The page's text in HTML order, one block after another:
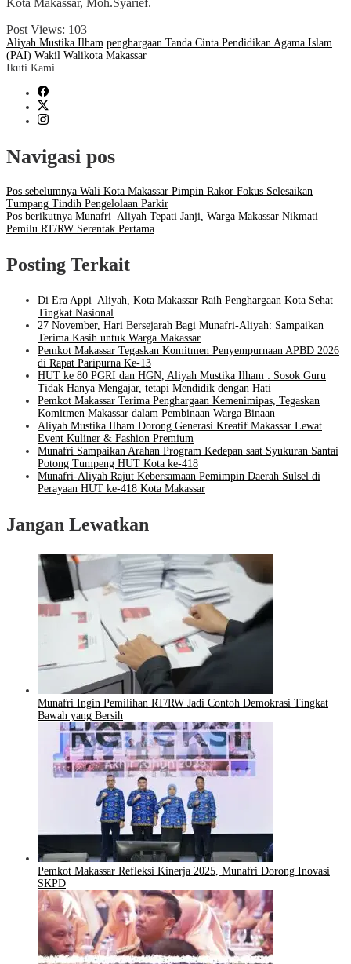
Kota Makassar, Moh.Syarief.
Post Views: 103
Aliyah Mustika Ilham penghargaan Tanda Cinta Pendidikan Agama Islam
(PAI) Wakil Walikota Makassar
Ikuti Kami
Navigasi pos
Pos sebelumnya Wali Kota Makassar Pimpin Rakor Fokus Selesaikan
Tumpang Tindih Pengelolaan Parkir
Pos berikutnya Munafri–Aliyah Tepati Janji, Warga Makassar Nikmati
Pemilu RT/RW Serentak Pertama
Posting Terkait
Di Era Appi–Aliyah, Kota Makassar Raih Penghargaan Kota Sehat
Tingkat Nasional
27 November, Hari Bersejarah Bagi Munafri-Aliyah: Sampaikan
Terima Kasih untuk Warga Makassar
Pemkot Makassar Tegaskan Komitmen Penyempurnaan APBD 2026
di Rapat Paripurna Ke-13
HUT ke 80 PGRI dan HGN, Aliyah Mustika Ilham : Sosok Guru
Tidak Hanya Mengajar, tetapi Mendidik dengan Hati
Pemkot Makassar Terima Penghargaan Kemenimipas, Tegaskan
Komitmen Makassar dalam Pembinaan Warga Binaan
Aliyah Mustika Ilham Dorong Generasi Kreatif Makassar Lewat
Event Kuliner & Fashion Premium
Munafri Sampaikan Arahan Program Kedepan saat Syukuran Santai
Potong Tumpeng HUT Kota ke-418
Munafri-Aliyah Rajut Kebersamaan Pemimpin Daerah Sulsel di
Perayaan HUT ke-418 Kota Makassar
Jangan Lewatkan
Munafri Ingin Pemilihan RT/RW Jadi Contoh Demokrasi Tingkat
Bawah yang Bersih
Pemkot Makassar Refleksi Kinerja 2025, Munafri Dorong Inovasi
SKPD